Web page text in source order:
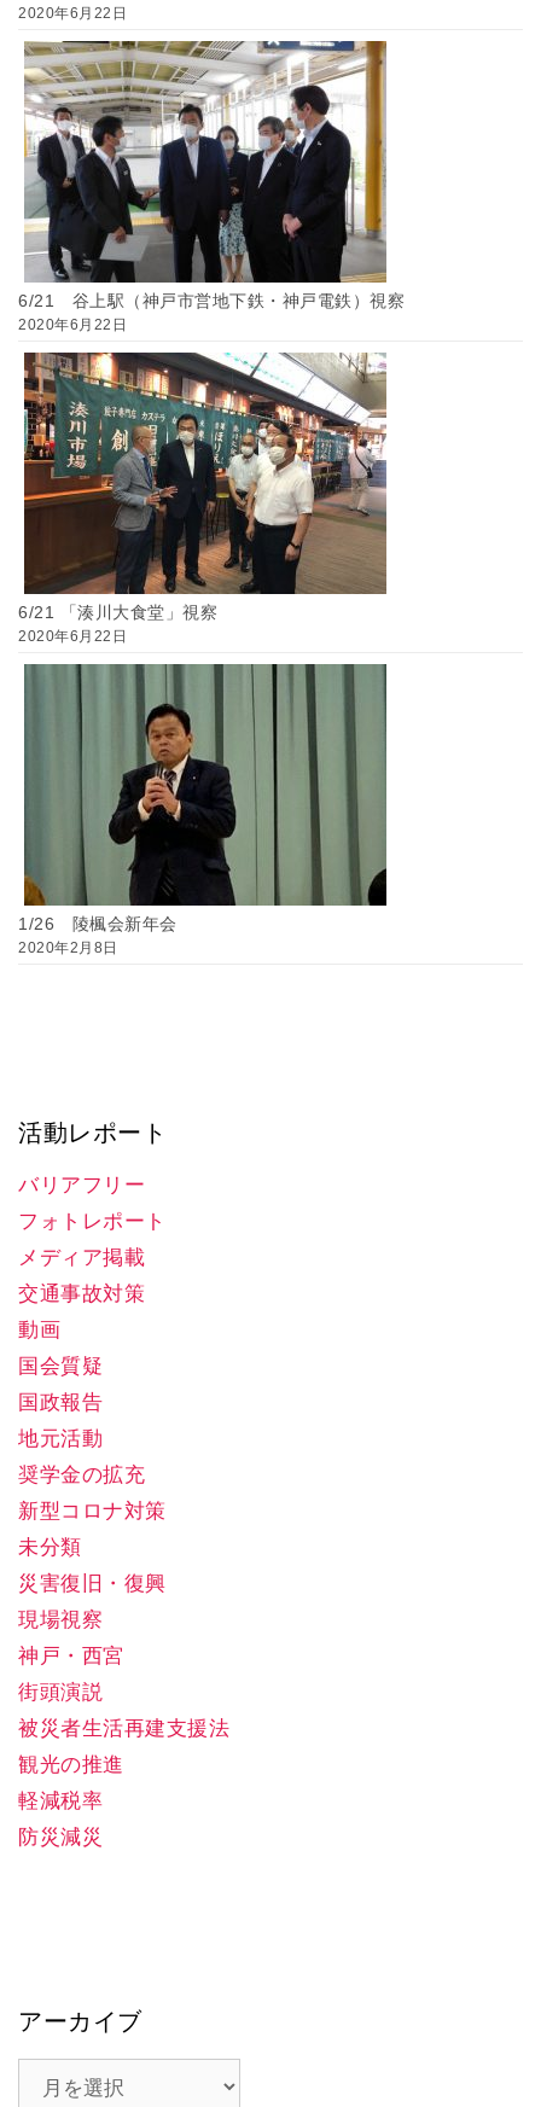
2020年6月22日
6/21 谷上駅（神戸市営地下鉄・神戸電鉄）視察
2020年6月22日
6/21 「湊川大食堂」視察
2020年6月22日
1/26 陵楓会新年会
2020年2月8日
活動レポート
バリアフリー
フォトレポート
メディア掲載
交通事故対策
動画
国会質疑
国政報告
地元活動
奨学金の拡充
新型コロナ対策
未分類
災害復旧・復興
現場視察
神戸・西宮
街頭演説
被災者生活再建支援法
観光の推進
軽減税率
防災減災
アーカイブ